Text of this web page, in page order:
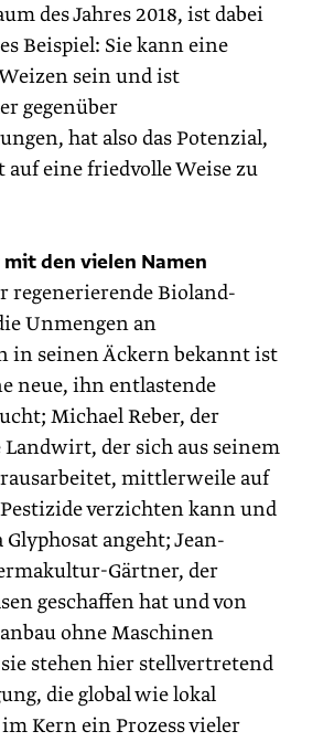
des Jahres 2018, ist dabei
Beispiel: Sie kann eine
sein und ist
gegenüber
hat also das Potenzial,
auf eine friedvolle Weise zu
den vielen Namen
regenerierende Bioland-
Unmengen an
in seinen Äckern bekannt ist
neue, ihn entlastende
Michael Reber, der
der sich aus seinem
mittlerweile auf
verzichten kann und
angeht; Jean-
Gärtner, der
geschaffen hat und von
ohne Maschinen
stehen hier stellvertretend
die global wie lokal
Kern ein Prozess vieler